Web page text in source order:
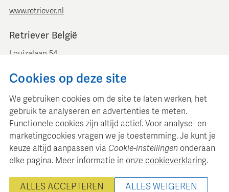
www.retriever.nl
Retriever België
Louizalaan 54
+ 32 (0)2 893 00 52
www.retrievermedia.be
Retriever Media Informatie onderhoudt een gestructureerde
mediadatabase voor professionele mediaplanning en analyse.
Cookies op deze site
We gebruiken cookies om de site te laten werken, het
gebruik te analyseren en advertenties te meten.
Functionele cookies zijn altijd actief. Voor analyse- en
marketingcookies vragen we je toestemming. Je kunt je
keuze altijd aanpassen via Cookie-instellingen onderaan
elke pagina. Meer informatie in onze cookieverklaring.
ALLES ACCEPTEREN ALLES WEIGEREN